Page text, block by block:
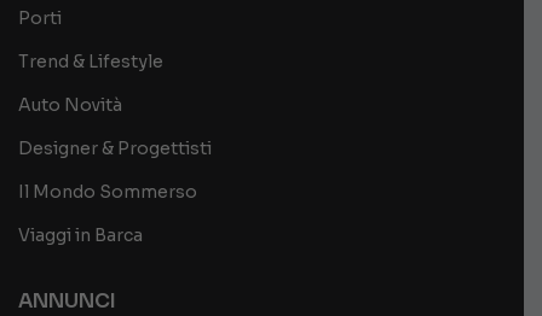
Porti
Trend & Lifestyle
Auto Novità
Designer & Progettisti
Il Mondo Sommerso
Viaggi in Barca
ANNUNCI